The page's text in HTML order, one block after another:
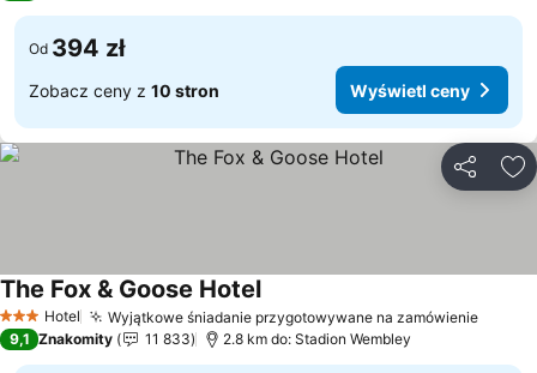
Od 394 zł
Zobacz ceny z 10 stron Wyświetl ceny
3 Kategoria
Hotel Wyjątkowe śniadanie przygotowywane na zamówienie
The Fox & Goose HotelWyświetl ceny
9,1 Znakomity 11 833 2.8 km do: Stadion Wembley